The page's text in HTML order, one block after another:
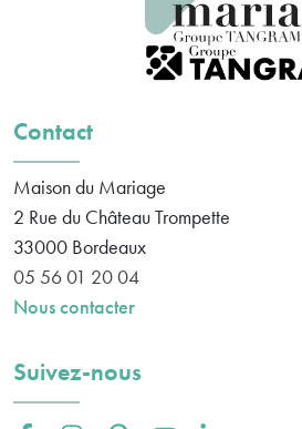
Contact
Maison du Mariage
2 Rue du Château Trompette
33000 Bordeaux
05 56 01 20 04
Nous contacter
Suivez-nous